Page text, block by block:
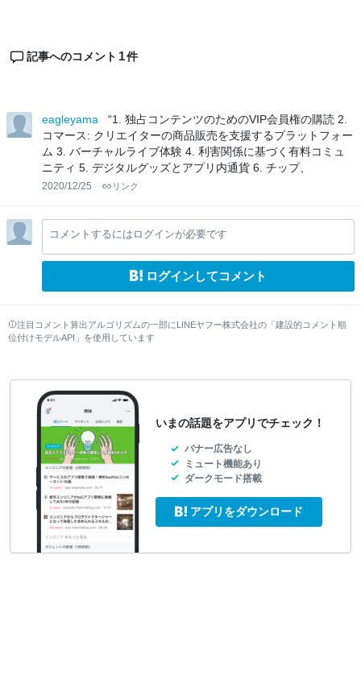
記事へのコメント 1件
eagleyama
“1. 独占コンテンツのためのVIP会員権の購読 2.
コマース: クリエイターの商品販売を支援するプラットフォー
ム 3. バーチャルライブ体験 4. 利害関係に基づく有料コミュ
ニティ 5. デジタルグッズとアプリ内通貨 6. チップ、
2020/12/25 リンク
コメントするにはログインが必要です
ログインしてコメント
注目コメント算出アルゴリズムの一部にLINEヤフー株式会社の「建設的コメント順
位付けモデルAPI」を使用しています
いまの話題をアプリでチェック！
バナー広告なし
ミュート機能あり
ダークモード搭載
アプリをダウンロード